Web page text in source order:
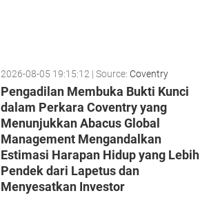
2026-08-05 19:15:12 | Source: Coventry
Pengadilan Membuka Bukti Kunci
dalam Perkara Coventry yang
Menunjukkan Abacus Global
Management Mengandalkan
Estimasi Harapan Hidup yang Lebih
Pendek dari Lapetus dan
Menyesatkan Investor